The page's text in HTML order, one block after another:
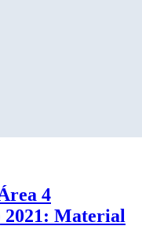
4
2021: Material